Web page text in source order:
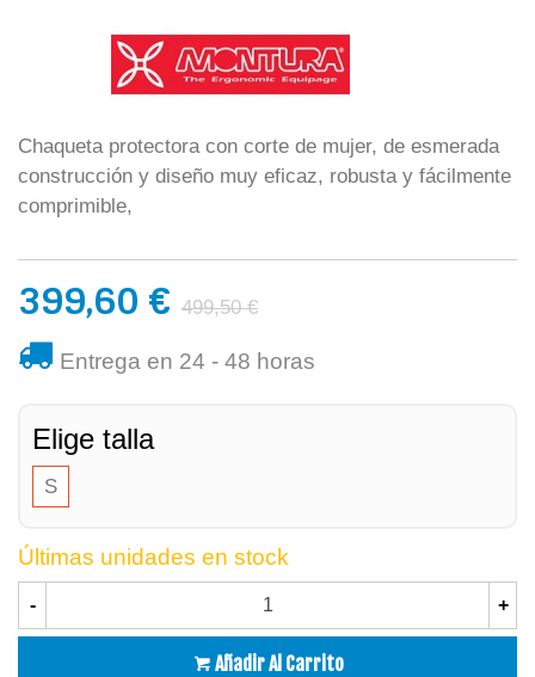
Chaqueta protectora con corte de mujer, de esmerada
construcción y diseño muy eficaz, robusta y fácilmente
comprimible,
399,60 € 499,50 €
Entrega en 24 - 48 horas
Elige talla
S
Últimas unidades en stock
- +
Añadir Al Carrito